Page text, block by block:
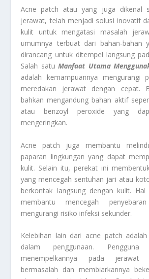
Acne patch atau yang juga dikenal
jerawat, telah menjadi solusi inovatif
kulit untuk mengatasi masalah
umumnya terbuat dari bahan-bahan
dirancang untuk ditempel langsung
Salah satuManfaat Utama
adalah kemampuannya mengurangi
meredakan jerawat dengan cepat.
bahkan mengandung bahan aktif
atau benzoyl peroxide yang
mengeringkan.
Acne patch juga membantu
paparan lingkungan yang dapat
kulit. Selain itu, perekat ini
yang mencegah sentuhan jari atau
berkontak langsung dengan kulit.
membantu mencegah
mengurangi risiko infeksi sekunder.
Kelebihan lain dari acne patch adalah
dalam penggunaan.
menempelkannya pada jerawat
bermasalah dan membiarkannya